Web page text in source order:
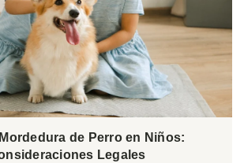
de Perro en Niños:
Legales